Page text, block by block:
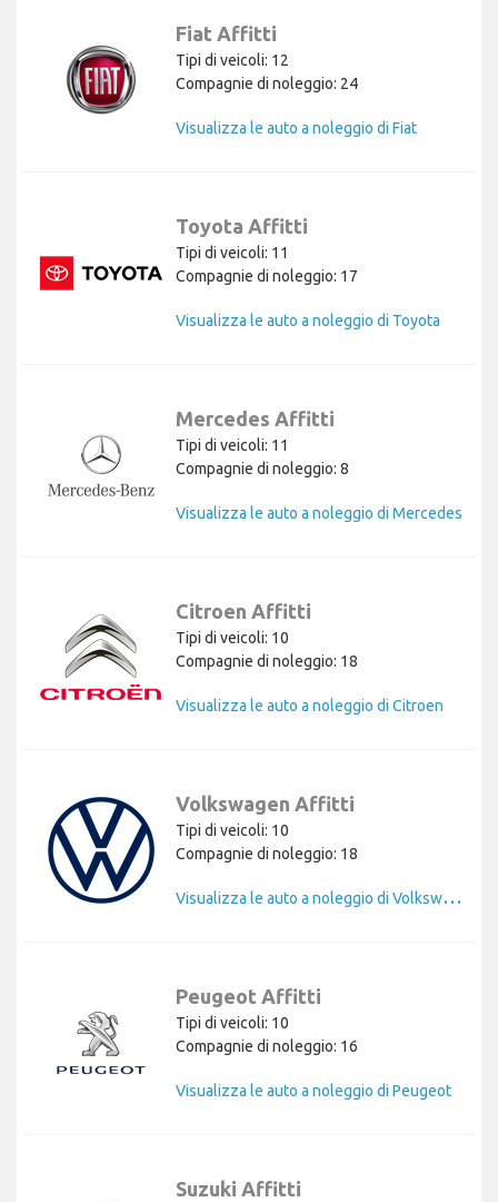
Fiat Affitti
Tipi di veicoli: 12
Compagnie di noleggio: 24
Visualizza le auto a noleggio di Fiat
Toyota Affitti
Tipi di veicoli: 11
Compagnie di noleggio: 17
Visualizza le auto a noleggio di Toyota
Mercedes Affitti
Tipi di veicoli: 11
Compagnie di noleggio: 8
Visualizza le auto a noleggio di Mercedes
Citroen Affitti
Tipi di veicoli: 10
Compagnie di noleggio: 18
Visualizza le auto a noleggio di Citroen
Volkswagen Affitti
Tipi di veicoli: 10
Compagnie di noleggio: 18
V
isualizza le auto a noleggio di Volkswagen
Peugeot Affitti
Tipi di veicoli: 10
Compagnie di noleggio: 16
Visualizza le auto a noleggio di Peugeot
Suzuki Affitti